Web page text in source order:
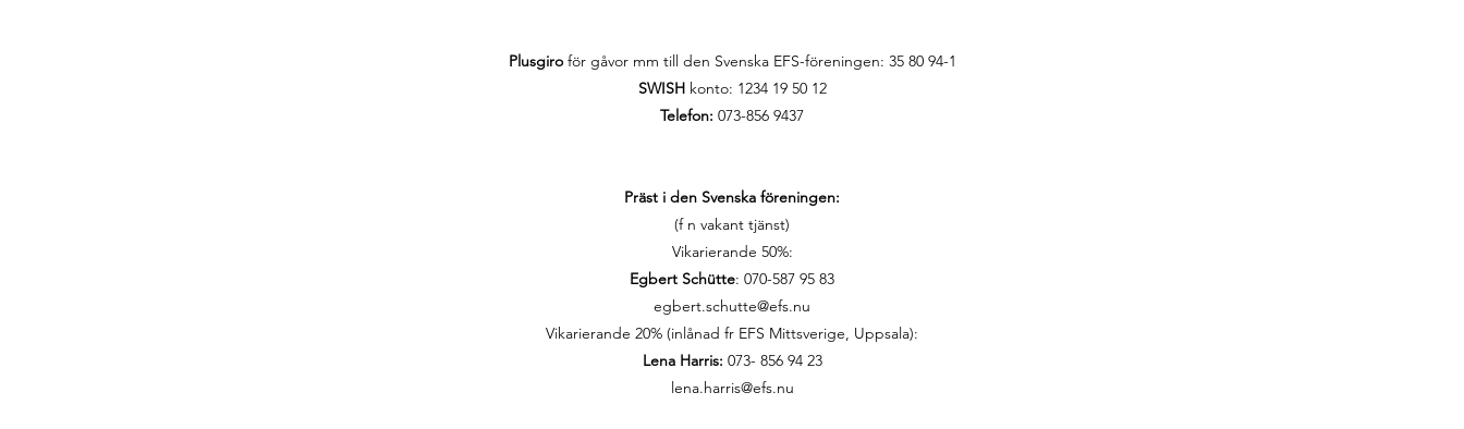
Präst i den Svenska föreningen:
(f n vakant tjänst)
Vikarierande 50%:
Egbert Schütte: 070-587 95 83
egbert.schutte@efs.nu
Vikarierande 20% (inlånad fr EFS Mittsverige, Uppsala):
Lena Harris: 073- 856 94 23
lena.harris@efs.nu
Plusgiroför gåvor mm till den Svenska EFS-föreningen: 35 80 94-1
SWISHkonto: 1234 19 50 12
Telefon: 073-856 9437